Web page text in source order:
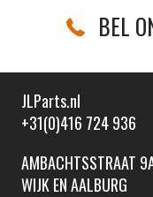
BEL
JLParts.nl
+31(0)416 724 936
AMBACHTSSTRAAT
WIJK EN AALBURG